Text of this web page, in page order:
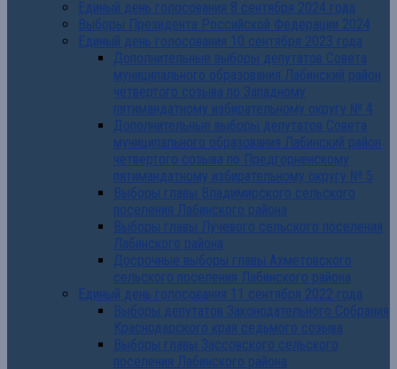
Единый день голосования 8 сентября 2024 года
Выборы Президента Российской Федерации 2024
Единый день голосования 10 сентября 2023 года
Дополнительные выборы депутатов Совета
муниципального образования Лабинский район
четвертого созыва по Западному
пятимандатному избирательному округу № 4
Дополнительные выборы депутатов Совета
муниципального образования Лабинский район
четвертого созыва по Предгорненскому
пятимандатному избирательному округу № 5
Выборы главы Владимирского сельского
поселения Лабинского района
Выборы главы Лучевого сельского поселения
Лабинского района
Досрочные выборы главы Ахметовского
сельского поселения Лабинского района
Единый день голосования 11 сентября 2022 года
Выборы депутатов Законодательного Собрания
Краснодарского края седьмого созыва
Выборы главы Зассовского сельского
поселения Лабинского района